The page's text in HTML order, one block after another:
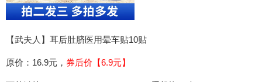
【武夫人】耳后肚脐医用晕车贴10贴
原价：16.9元， 券后价【6.9元】